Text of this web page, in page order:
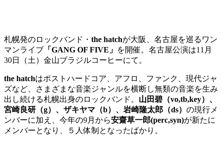
札幌発のロックバンド・ the hatchが大阪、名古屋を巡るワン
マンライブ 「GANG OF FIVE」 を開催。名古屋公演は11月
30日（土）金山ブラジルコーヒーにて。
the hatchはポストハードコア、アフロ、ファンク、現代ジャ
ズなど、さまざまな音楽ジャンルを横断し無類の音楽を生み
出し続ける札幌出身のロックバンド。 山田碧（vo,tb,key）、
宮崎良研（g）、ザキヤマ（b）、岩崎隆太郎（ds） の現行メ
ンバーに加え、今年の9月から安齋草一郎(perc,syn)が新たに
メンバーとなり、５人体制となったばかり。